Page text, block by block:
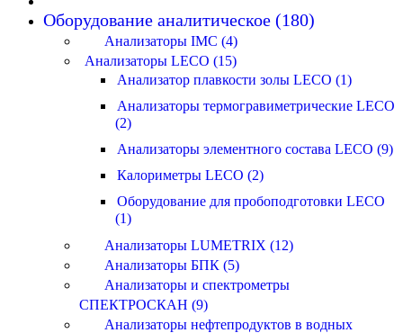
Оборудование аналитическое (180)
Анализаторы IMC (4)
Анализаторы LECO (15)
Анализатор плавкости золы LECO (1)
Анализаторы термогравиметрические LECO
(2)
Анализаторы элементного состава LECO (9)
Калориметры LECO (2)
Оборудование для пробоподготовки LECO
(1)
Анализаторы LUMETRIX (12)
Анализаторы БПК (5)
Анализаторы и спектрометры
СПЕКТРОСКАН (9)
Анализаторы нефтепродуктов в водных